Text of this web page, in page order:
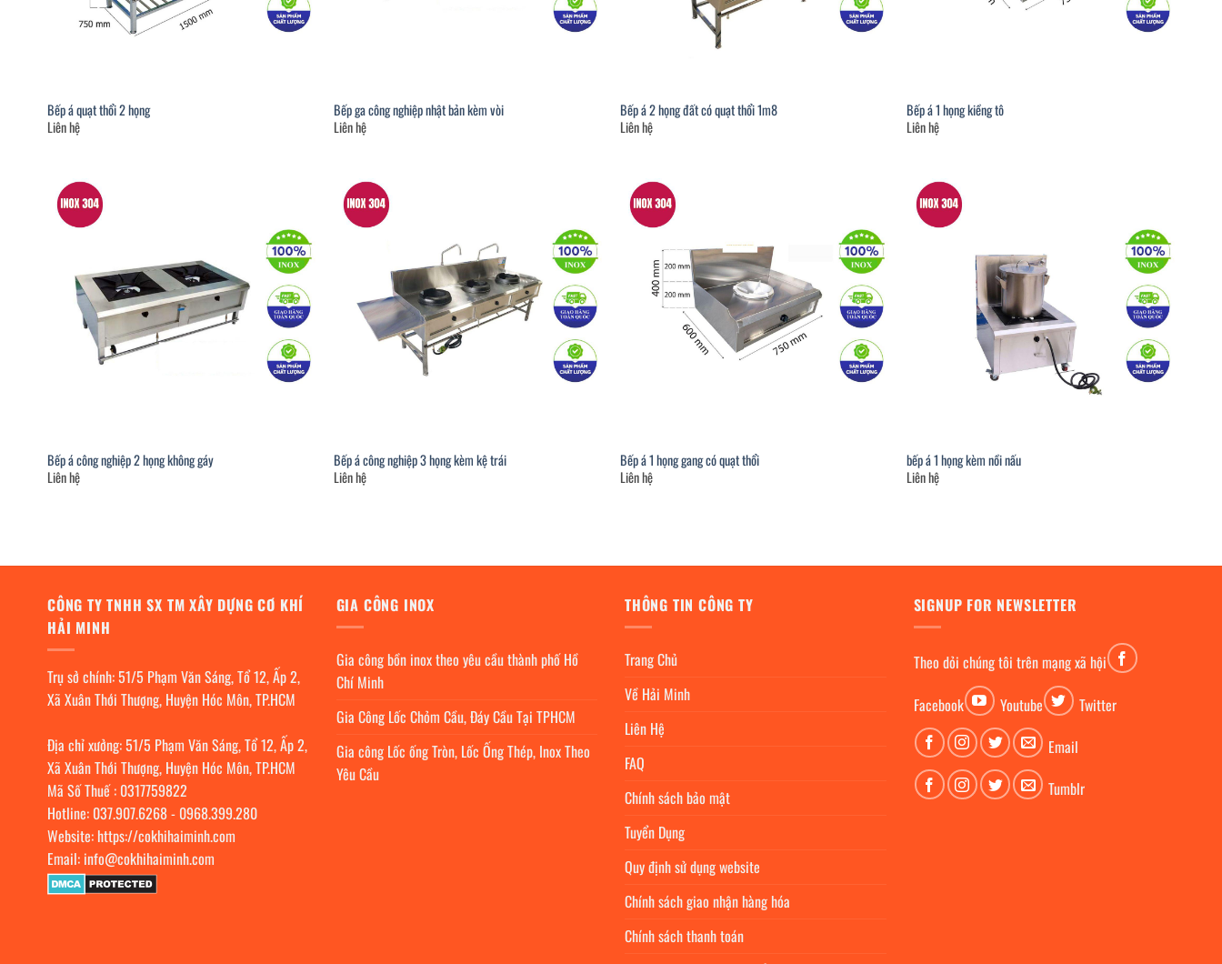
Bếp á quạt thổi 2 họng
Liên hệ
Bếp ga công nghiệp nhật bản kèm vòi
Liên hệ
Bếp á 2 họng đất có quạt thổi 1m8
Liên hệ
Bếp á 1 họng kiềng tô
Liên hệ
Bếp á công nghiệp 2 họng không gáy
Liên hệ
Bếp á công nghiệp 3 họng kèm kệ trái
Liên hệ
Bếp á 1 họng gang có quạt thổi
Liên hệ
bếp á 1 họng kèm nồi nấu
Liên hệ
CÔNG TY TNHH SX TM XÂY DỰNG CƠ KHÍ
HẢI MINH
Trụ sở chính: 51/5 Phạm Văn Sáng, Tổ 12, Ấp 2,
Xã Xuân Thới Thượng, Huyện Hóc Môn, TP.HCM
Địa chỉ xưởng: 51/5 Phạm Văn Sáng, Tổ 12, Ấp 2,
Xã Xuân Thới Thượng, Huyện Hóc Môn, TP.HCM
Mã Số Thuế : 0317759822
Hotline: 037.907.6268- 0968.399.280
Website: https://cokhihaiminh.com
Email: info@cokhihaiminh.com
GIA CÔNG INOX
Gia công bồn inox theo yêu cầu thành phố Hồ
Chí Minh
Gia Công Lốc Chỏm Cầu, Đáy Cầu Tại TPHCM
Gia công Lốc ống Tròn, Lốc Ống Thép, Inox Theo
Yêu Cầu
THÔNG TIN CÔNG TY
Trang Chủ
Về Hải Minh
Liên Hệ
FAQ
Chính sách bảo mật
Tuyển Dụng
Quy định sử dụng website
Chính sách giao nhận hàng hóa
Chính sách thanh toán
SIGNUP FOR NEWSLETTER
Theo dỏi chúng tôi trên mạng xã hội
Facebook
Youtube
Twitter
Email
Tumblr